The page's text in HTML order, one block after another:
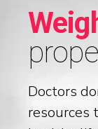
Doctors
resources
IT'S EASY
the
If
New
little